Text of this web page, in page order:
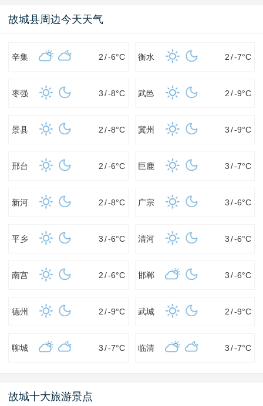
故城县周边今天天气
辛集 2/-6°C 衡水 2 /-7°C
枣强 3/-8°C 武邑 2 /-9°C
景县 2/-8°C 冀州 3 /-9°C
邢台 2/-6°C 巨鹿 3 /-7°C
新河 2/-8°C 广宗 3 /-6°C
平乡 3/-6°C 清河 3 /-6°C
南宫 2/-6°C 邯郸 3 /-6°C
德州 2/-9°C 武城 2 /-9°C
聊城 3/-7°C 临清 3 /-7°C
故城十大旅游景点